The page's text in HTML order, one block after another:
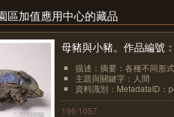
區加值應用中心的藏品
母豬與小豬。作品編號
描述：摘要：各種不同形
主題與關鍵字：人間
資料識別：MetadataID
196/1057